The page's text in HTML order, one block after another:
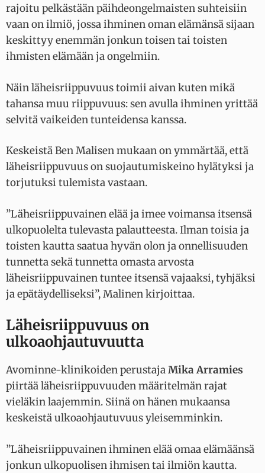
rajoitu pelkästään päihdeongelmaisten suhteisiin
vaan on ilmiö, jossa ihminen oman elämänsä sijaan
keskittyy enemmän jonkun toisen tai toisten
ihmisten elämään ja ongelmiin.
Näin läheisriippuvuus toimii aivan kuten mikä
tahansa muu riippuvuus: sen avulla ihminen yrittää
selvitä vaikeiden tunteidensa kanssa.
Keskeistä Ben Malisen mukaan on ymmärtää, että
läheisriippuvuus on suojautumiskeino hylätyksi ja
torjutuksi tulemista vastaan.
”Läheisriippuvainen elää ja imee voimansa itsensä
ulkopuolelta tulevasta palautteesta. Ilman toisia ja
toisten kautta saatua hyvän olon ja onnellisuuden
tunnetta sekä tunnetta omasta arvosta
läheisriippuvainen tuntee itsensä vajaaksi, tyhjäksi
ja epätäydelliseksi”, Malinen kirjoittaa.
Läheisriippuvuus on
ulkoaohjautuvuutta
Avominne-klinikoiden perustajaMika Arramies
piirtää läheisriippuvuuden määritelmän rajat
vieläkin laajemmin. Siinä on hänen mukaansa
keskeistä ulkoaohjautuvuus yleisemminkin.
”Läheisriippuvainen ihminen elää omaa elämäänsä
jonkun ulkopuolisen ihmisen tai ilmiön kautta.